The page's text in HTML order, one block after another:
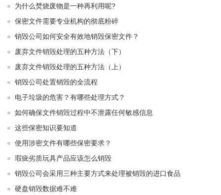
为什么焚烧废物是一种再利用呢?
保密文件需要专业机构的彻底粉碎
销毁公司如何安全有效地销毁保密文件？
废弃文件销毁处理的五种方法（下）
废弃文件销毁处理的五种方法（上）
销毁公司处置销毁的全流程
电子垃圾的危害？有哪些处理方式？
如何确保文件销毁过程中不泄露任何敏感信息
这些保密知识要知道
使用涉密文件有哪些保密要求？
瑕疵劣质玩具产品应该怎么销毁
销毁公司会采用三种主要方式来处理被销毁的进口食品
硬盘销毁数据难不难